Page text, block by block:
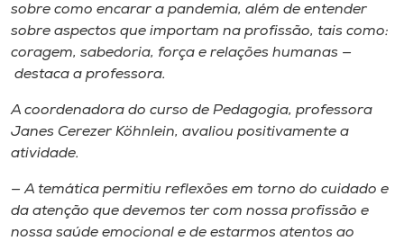
sobre como encarar a pandemia, além de entender
sobre aspectos que importam na profissão, tais como:
coragem, sabedoria, força e relações humanas —
destaca a professora.
A coordenadora do curso de Pedagogia, professora
Janes Cerezer Köhnlein, avaliou positivamente a
atividade.
— A temática permitiu reflexões em torno do cuidado e
da atenção que devemos ter com nossa profissão e
nossa saúde emocional e de estarmos atentos ao